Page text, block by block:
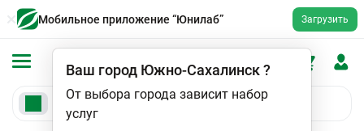
Мобильное приложение “Юнилаб” Загрузить
Ваш город Южно-Сахалинск?
От выбора города зависит набор
услуг